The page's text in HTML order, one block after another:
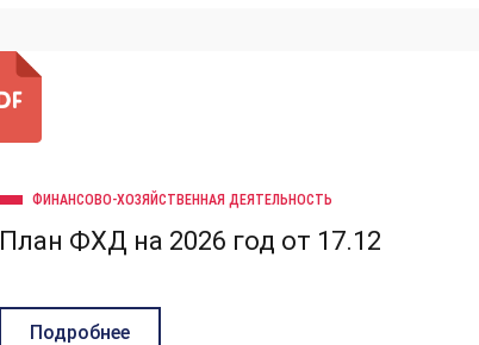
ФИНАНСОВО-ХОЗЯЙСТВЕННАЯ ДЕЯТЕЛЬНОСТЬ
План ФХД на 2026 год от 17.12
Подробнее